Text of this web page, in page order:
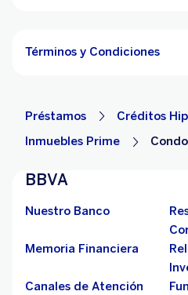
Términos y Condiciones
Préstamos
Créditos
Inmuebles Prime
BBVA
Nuestro Banco
Memoria Financiera
Canales de Atención